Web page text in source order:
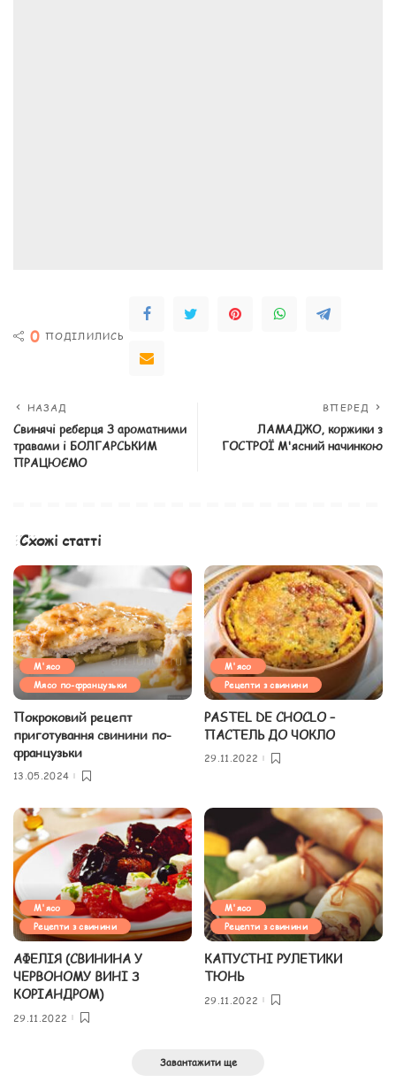
0 ПОДІЛИЛИСЬ
НАЗАД
Свинячі реберця З ароматними
травами і БОЛГАРСЬКИМ
ПРАЦЮЄМО
ВПЕРЕД
ЛАМАДЖО, коржики з
ГОСТРОЇ М'ясний начинкою
Схожі статті
М'ясо
Мясо по-французьки
Покроковий рецепт
приготування свинини по-
французьки
13.05.2024
М'ясо
Рецепти з свинини
PASTEL DE CHOCLO –
ПАСТЕЛЬ ДО ЧОКЛО
29.11.2022
М'ясо
Рецепти з свинини
АФЕЛІЯ (СВИНИНА У
ЧЕРВОНОМУ ВИНІ З
КОРІАНДРОМ)
29.11.2022
М'ясо
Рецепти з свинини
КАПУСТНІ РУЛЕТИКИ
ТЮНЬ
29.11.2022
Завантажити ще